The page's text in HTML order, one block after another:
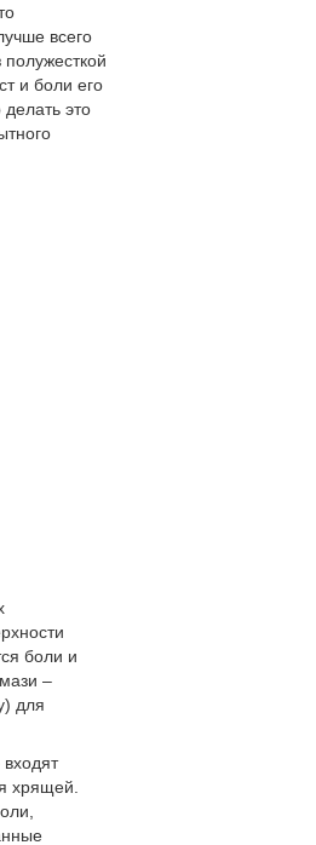
всего
и боли его
это
боли и
–
для
хрящей.